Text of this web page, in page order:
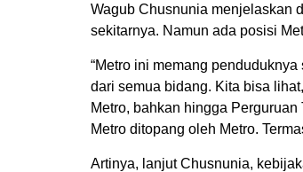
Wagub Chusnunia menjelaskan
sekitarnya. Namun ada posisi
“Metro ini memang
dari semua bidang. Kita bisa
Metro, bahkan hingga
Metro ditopang oleh Metro.
Artinya, lanjut Chusnunia,